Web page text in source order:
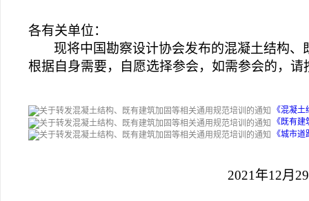
各有关单位：
现将中国勘察设计协会发布的混凝土结构
根据自身需要，自愿选择参会，如需参会的，
《混凝
《既有
《城市
2021 年12月